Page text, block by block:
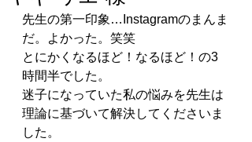
先生の第一印象…Instagramのまんま
だ。よかった。笑笑
とにかくなるほど！なるほど！の3
時間半でした。
迷子になっていた私の悩みを先生は
理論に基づいて解決してくださいま
した。